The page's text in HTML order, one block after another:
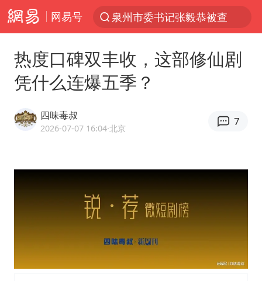
网易号
泉州市委书记张毅恭被查
全球首个长时储能一体化产业园量产
中巨芯：上半年归母净利润1405.77万元
出口禁令驱动有色板块大涨
胜宏科技：股票交易异常波动
热度口碑双丰收，这部修仙剧
凭什么连爆五季？
四味毒叔
2026-07-07 16:04·北京
7